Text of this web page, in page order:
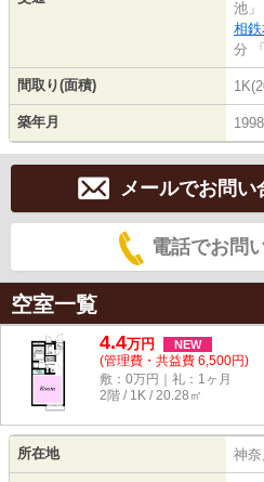
池
相
分
間取り(面積)
築年月
メールでお問い
電話でお問
空室一覧
4.4万円 NEW
(管理費・共益費 6,500円)
敷：0万円｜礼：1ヶ月
2階 / 1K / 20.28㎡
所在地 神